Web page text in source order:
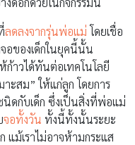
ลดลงจากรุ่นพ่อแม่ โดยเชื่อ
อของเด็กในยุคนี้นั้น
ก้าวได้ทันต่อเทคโนโลยี
าะสม” ให้แก่ลูก โดยการ
นิดกับเด็ก ซึ่งเป็นสิ่งที่พ่อแม่
จอทั้งวัน ทั้งนี้ทั้งนั้นระยะ
แม้เราไม่อาจห้ามกระแส